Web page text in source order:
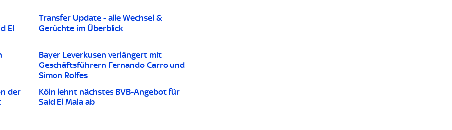
El
Transfer Update - alle Wechsel &
Gerüchte im Überblick
Bayer Leverkusen verlängert mit
Geschäftsführern Fernando Carro und
Simon Rolfes
der
Köln lehnt nächstes BVB-Angebot für
Said El Mala ab